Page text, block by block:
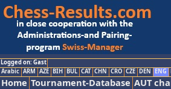
Logged on: Gast
Arabic ARM AZE BIH BUL CAT CHN CRO CZE DEN ENG
Home Tournament-Database AUT